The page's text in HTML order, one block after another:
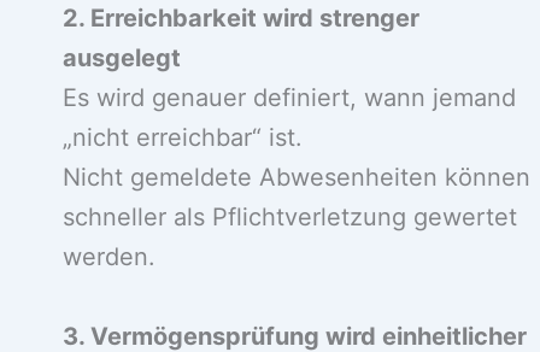
2. Erreichbarkeit wird strenger
ausgelegt
Es wird genauer definiert, wann jemand
„nicht erreichbar“ ist.
Nicht gemeldete Abwesenheiten können
schneller als Pflichtverletzung gewertet
werden.
3. Vermögensprüfung wird einheitlicher